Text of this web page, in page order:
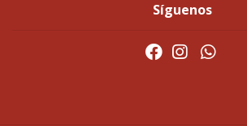
Síguenos